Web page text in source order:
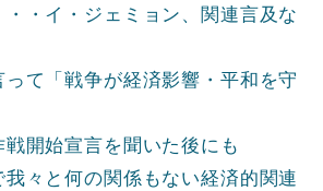
・イ・ジェミョン、関連言及な
て「戦争が経済影響・平和を守
開始宣言を聞いた後にも
我々と何の関係もない経済的関連